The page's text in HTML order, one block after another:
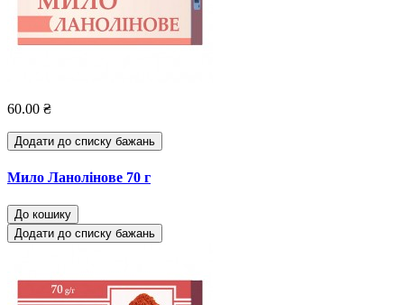
60.00 ₴
Додати до списку бажань
Мило Ланолінове 70 г
До кошику
Додати до списку бажань